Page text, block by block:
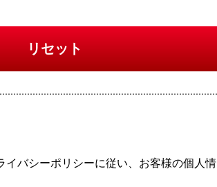
リセット
バシーポリシーに従い、お客様の個人情